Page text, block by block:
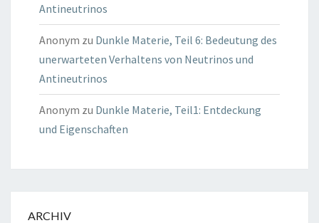
Antineutrinos
Anonym zu Dunkle Materie, Teil 6: Bedeutung des
unerwarteten Verhaltens von Neutrinos und
Antineutrinos
Anonym zu Dunkle Materie, Teil1: Entdeckung
und Eigenschaften
ARCHIV